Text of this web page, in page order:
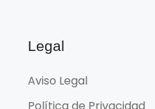
Legal
Aviso Legal